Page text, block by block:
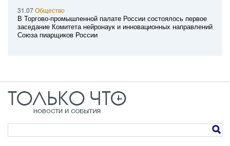
31.07Общество
В Торгово-промышленной палате России состоялось первое
заседание Комитета нейронаук и инновационных направлений
Союза пиарщиков России